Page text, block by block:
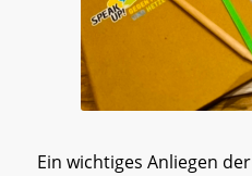
Ein wichtiges Anliegen der